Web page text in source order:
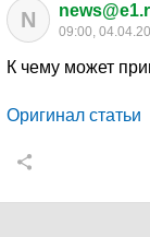
N 09:00,
К чему может
Оригинал статьи